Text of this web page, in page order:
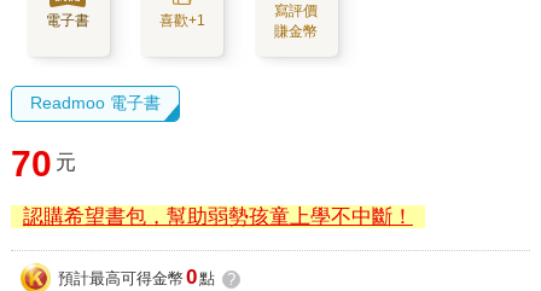
電子書 喜歡+1
寫評價
賺金幣
Readmoo 電子書
70 元
認購希望書包，幫助弱勢孩童上學不中斷！
預計最高可得金幣 0點 ?